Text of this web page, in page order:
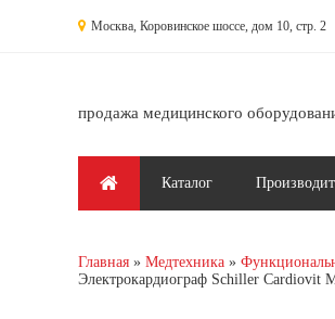
Москва, Коровинское шоссе, дом 10, стр. 2
продажа медицинского
Главное менюКаталог
Главная Медтехника
Электрокардиограф Schiller Cardiovit